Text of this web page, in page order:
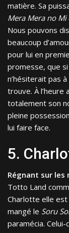
matière. Sa
Mera Mera no Mi
Nous pouvons
beaucoup
pour lui en
promesse, que
n’hésiterait pas
trouve. À l’heure
totalement son
pleine
lui faire face.
5.
Régnant sur les
Totto Land
Charlotte elle est
mangé le Soru
paramécia.